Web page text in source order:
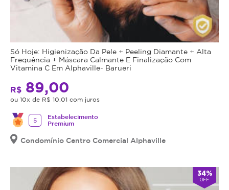
Só Hoje: Higienização Da Pele + Peeling Diamante + Alta
Frequência + Máscara Calmante E Finalização Com
Vitamina C Em Alphaville- Barueri
R$ 89,00
ou 10x de R$ 10,01 com juros
5
Estabelecimento
Premium
Condomínio Centro Comercial Alphaville
34%
OFF